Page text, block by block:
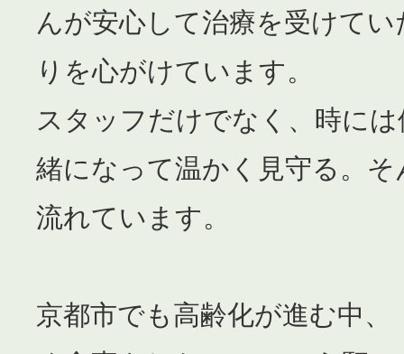
んが安心して治療を受けて
りを心がけています。
スタッフだけでなく、時に
緒になって温かく見守る。
流れています。
京都市でも高齢化が進む中